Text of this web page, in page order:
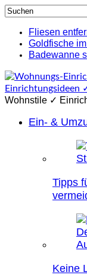
Fliesen
Goldfische
Badewanne
Wohnstile ✓
Ein- &
Tipps
Keine